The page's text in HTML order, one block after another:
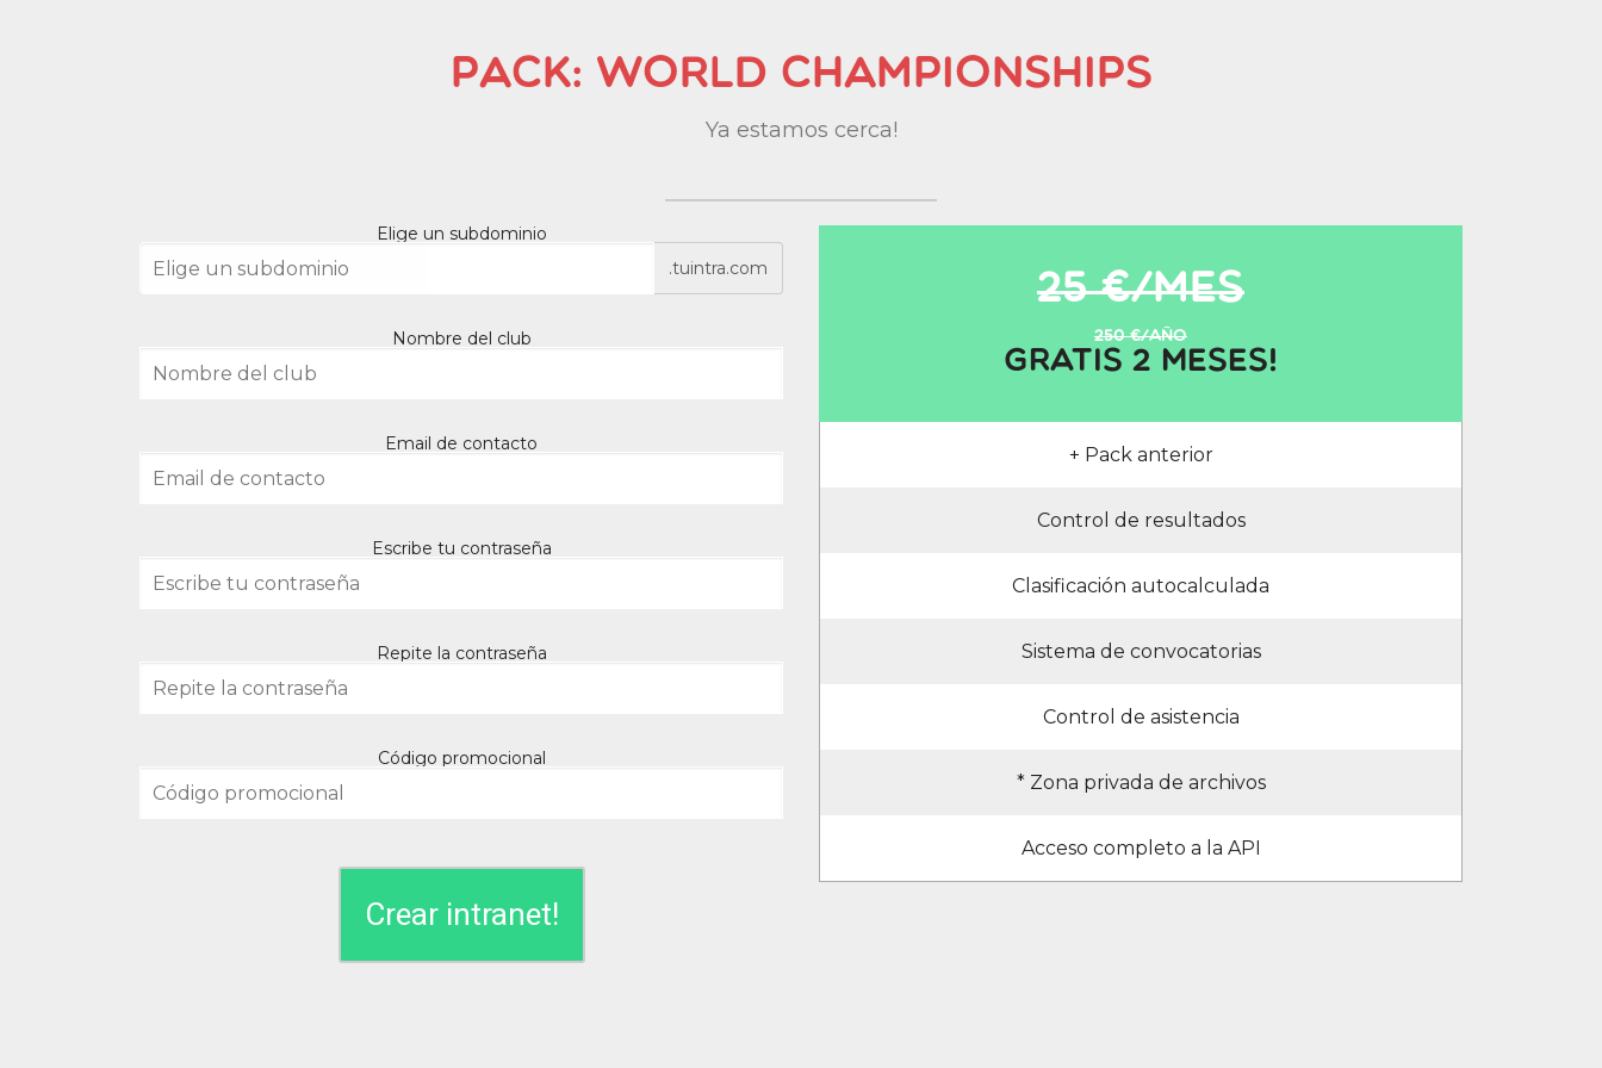
Pack: World Championships
Ya estamos cerca!
Elige un subdominio
.tuintra.com
Nombre del club
Email de contacto
Escribe tu contraseña
Repite la contraseña
Código promocional
Crear intranet!
25 €/mes
250 €/año
Gratis 2 Meses!
+ Pack anterior
Control de resultados
Clasificación autocalculada
Sistema de convocatorias
Control de asistencia
* Zona privada de archivos
Acceso completo a la API